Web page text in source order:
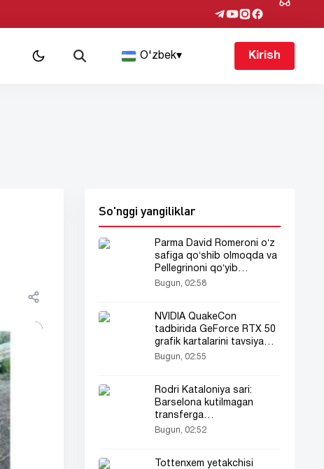
O'zbek▾ Kirish
So'nggi yangiliklar
Parma David Romeroni oʻz
safiga qoʻshib olmoqda va
Pellegrinoni qoʻyib
yuborishga tayyor
Bugun, 02:58
NVIDIA QuakeCon
tadbirida GeForce RTX 50
grafik kartalarini tavsiya
etilgan narxda sotadi
Bugun, 02:55
Rodri Kataloniya sari:
Barselona kutilmagan
transferga
yaqinlashmoqda
Bugun, 02:52
Tottenxem yetakchisi